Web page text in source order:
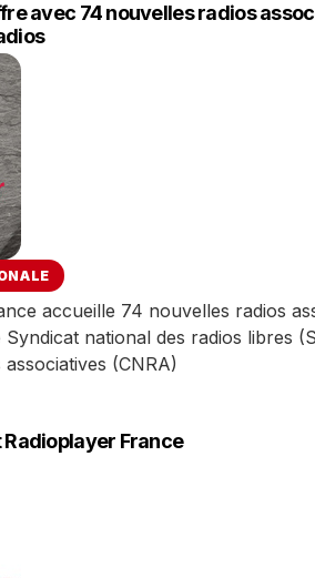
avec 74 nouvelles radios
accueille 74 nouvelles radios
national des radios libres
(CNRA)
France